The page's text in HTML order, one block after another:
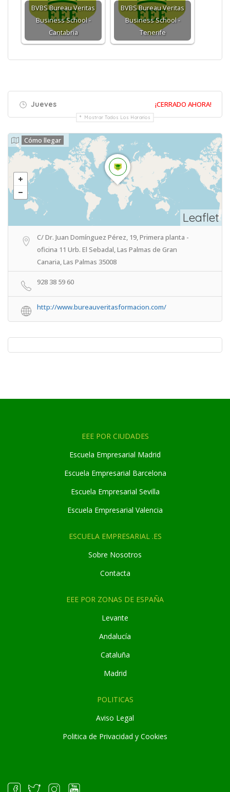
BVBS Bureau Veritas
Business School -
Cantabria
BVBS Bureau Veritas
Business School -
Tenerife
Jueves ¡CERRADO AHORA!
Mostrar Todos Los Horarios
Leaflet
Cómo llegar
C/ Dr. Juan Domínguez Pérez, 19, Primera planta -
oficina 11 Urb. El Sebadal, Las Palmas de Gran
Canaria, Las Palmas 35008
928 38 59 60
http://www.bureauveritasformacion.com/
EEE POR CIUDADES
Escuela Empresarial Madrid
Escuela Empresarial Barcelona
Escuela Empresarial Sevilla
Escuela Empresarial Valencia
ESCUELA EMPRESARIAL .ES
Sobre Nosotros
Contacta
EEE POR ZONAS DE ESPAÑA
Levante
Andalucía
Cataluña
Madrid
POLITICAS
Aviso Legal
Politica de Privacidad y Cookies